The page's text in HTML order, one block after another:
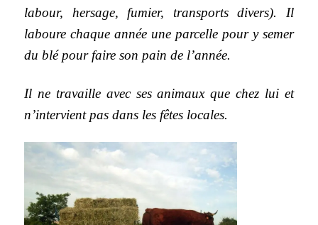
labour, hersage, fumier, transports divers). Il
laboure chaque année une parcelle pour y semer
du blé pour faire son pain de l’année.
Il ne travaille avec ses animaux que chez lui et
n’intervient pas dans les fêtes locales.